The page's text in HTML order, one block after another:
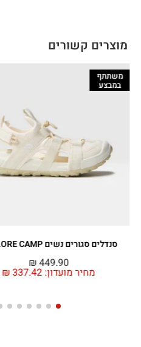
מוצרים קשורים
משתתף
במבצע
סנדלים סגורים נשים EXPLORE CAMP
מחיר מועדון: ₪337.42
₪449.90